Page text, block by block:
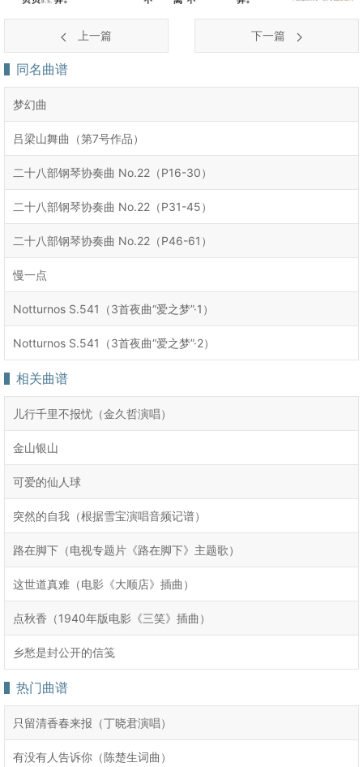
上一篇 下一篇
同名曲谱
梦幻曲
吕梁山舞曲（第7号作品）
二十八部钢琴协奏曲 No.22（P16-30）
二十八部钢琴协奏曲 No.22（P31-45）
二十八部钢琴协奏曲 No.22（P46-61）
慢一点
Notturnos S.541（3首夜曲“爱之梦”·1）
Notturnos S.541（3首夜曲“爱之梦”·2）
相关曲谱
儿行千里不报忧（金久哲演唱）
金山银山
可爱的仙人球
突然的自我（根据雪宝演唱音频记谱）
路在脚下（电视专题片《路在脚下》主题歌）
这世道真难（电影《大顺店》插曲）
点秋香（1940年版电影《三笑》插曲）
乡愁是封公开的信笺
热门曲谱
只留清香春来报（丁晓君演唱）
有没有人告诉你（陈楚生词曲）